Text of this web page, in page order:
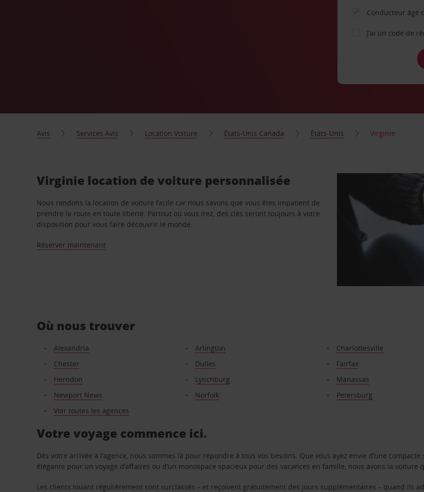
Conducteur âgé
J’ai un code de
Avis Services Avis Location Voiture États-Unis Canada États-Unis Virginie
Virginie location de voiture personnalisée
Nous rendons la location de voiture facile car nous savons que vous êtes impatient de
prendre la route en toute liberté. Partout où vous irez, des clés seront toujours à votre
disposition pour vous faire découvrir le monde.
Réserver maintenant
Où nous trouver
Alexandria Arlington Charlottesville
Chester
Dulles Fairfax
Herndon
Lynchburg Manassas
Newport News
Norfolk Petersburg
Voir toutes les agences
Votre voyage commence ici.
Dès votre arrivée à l’agence, nous sommes là pour répondre à tous vos besoins. Que vous ayez envie d’une
élégante pour un voyage d’affaires ou d’un monospace spacieux pour des vacances en famille, nous avons la voiture
Les clients louant régulièrement sont surclassés – et reçoivent gratuitement des jours supplémentaires – quand ils